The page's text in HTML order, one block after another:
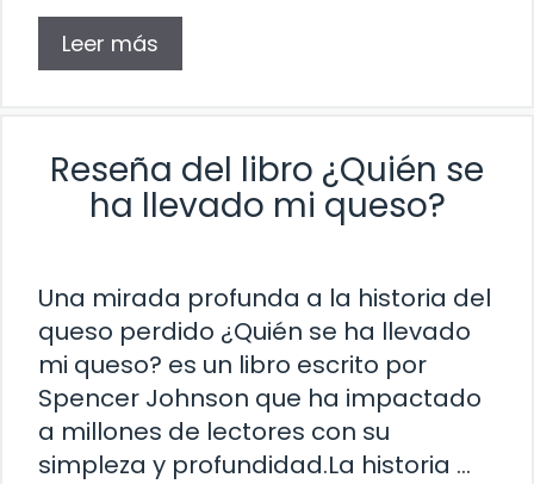
Leer más
Reseña del libro ¿Quién se
ha llevado mi queso?
Una mirada profunda a la historia del
queso perdido ¿Quién se ha llevado
mi queso? es un libro escrito por
Spencer Johnson que ha impactado
a millones de lectores con su
simpleza y profundidad.La historia …